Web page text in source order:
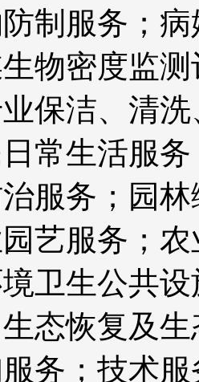
制服务；
物密度监
保洁、清
常生活服
服务；园
艺服务；
卫生公共
态恢复及
务；技术